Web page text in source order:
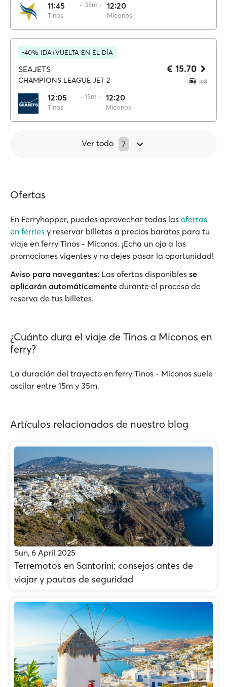
11:45
Tinos
·· 35m ·· 12:20
Miconos
-40% IDA+VUELTA EN EL DÍA
SEAJETS
CHAMPIONS LEAGUE JET 2
12:05
Tinos
·· 15m ·· 12:20
Miconos
€ 15.70
Ver todo 7
Ofertas
En Ferryhopper, puedes aprovechar todas las ofertas
en ferries y reservar billetes a precios baratos para tu
viaje en ferry Tinos - Miconos. ¡Echa un ojo a las
promociones vigentes y no dejes pasar la oportunidad!
Aviso para navegantes: Las ofertas disponibles se
aplicarán automáticamente durante el proceso de
reserva de tus billetes.
¿Cuánto dura el viaje de Tinos a Miconos en
ferry?
La duración del trayecto en ferry Tinos - Miconos suele
oscilar entre 15m y 35m.
Artículos relacionados de nuestro blog
Sun, 6 April 2025
Terremotos en Santorini: consejos antes de
viajar y pautas de seguridad